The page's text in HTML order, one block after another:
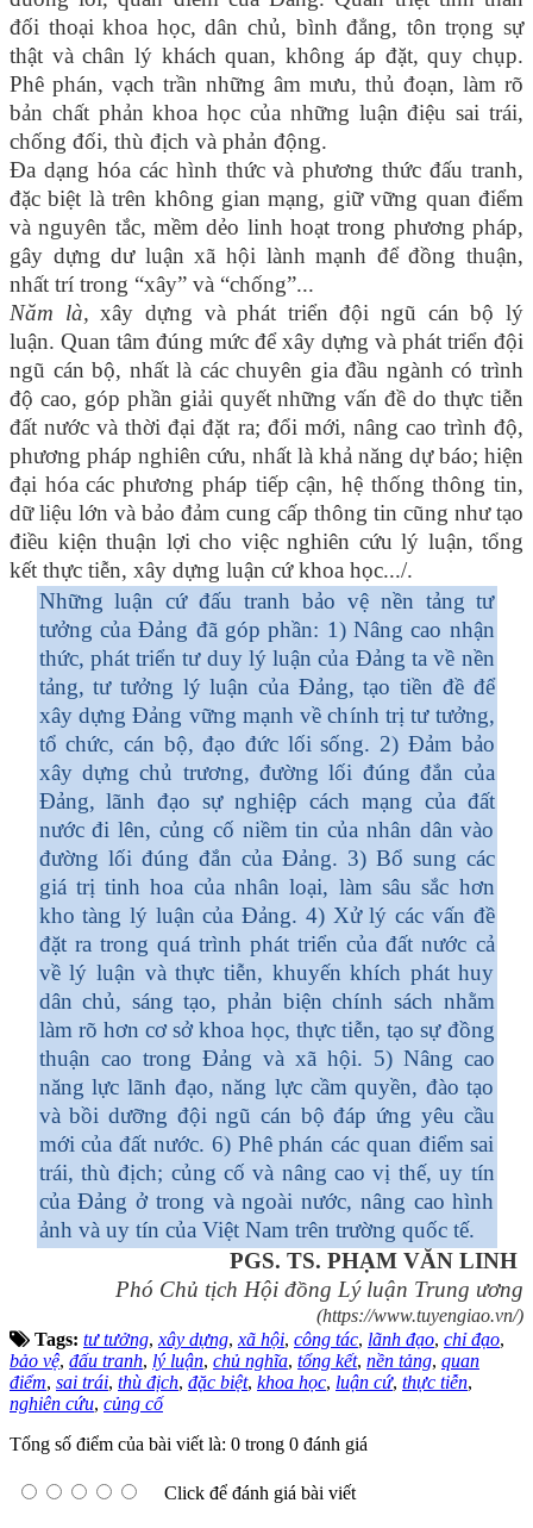
đối thoại khoa học, dân chủ, bình đẳng, tôn trọng sự
thật và chân lý khách quan, không áp đặt, quy chụp.
Phê phán, vạch trần những âm mưu, thủ đoạn, làm rõ
bản chất phản khoa học của những luận điệu sai trái,
chống đối, thù địch và phản động.
Đa dạng hóa các hình thức và phương thức đấu tranh,
đặc biệt là trên không gian mạng, giữ vững quan điểm
và nguyên tắc, mềm dẻo linh hoạt trong phương pháp,
gây dựng dư luận xã hội lành mạnh để đồng thuận,
nhất trí trong “xây” và “chống”...
Năm là, xây dựng và phát triển đội ngũ cán bộ lý
luận. Quan tâm đúng mức để xây dựng và phát triển đội
ngũ cán bộ, nhất là các chuyên gia đầu ngành có trình
độ cao, góp phần giải quyết những vấn đề do thực tiễn
đất nước và thời đại đặt ra; đổi mới, nâng cao trình độ,
phương pháp nghiên cứu, nhất là khả năng dự báo; hiện
đại hóa các phương pháp tiếp cận, hệ thống thông tin,
dữ liệu lớn và bảo đảm cung cấp thông tin cũng như tạo
điều kiện thuận lợi cho việc nghiên cứu lý luận, tổng
kết thực tiễn, xây dựng luận cứ khoa học.../.
Những luận cứ đấu tranh bảo vệ nền tảng tư
tưởng của Đảng đã góp phần: 1) Nâng cao nhận
thức, phát triển tư duy lý luận của Đảng ta về nền
tảng, tư tưởng lý luận của Đảng, tạo tiền đề để
xây dựng Đảng vững mạnh về chính trị tư tưởng,
tổ chức, cán bộ, đạo đức lối sống. 2) Đảm bảo
xây dựng chủ trương, đường lối đúng đắn của
Đảng, lãnh đạo sự nghiệp cách mạng của đất
nước đi lên, củng cố niềm tin của nhân dân vào
đường lối đúng đắn của Đảng. 3) Bổ sung các
giá trị tinh hoa của nhân loại, làm sâu sắc hơn
kho tàng lý luận của Đảng. 4) Xử lý các vấn đề
đặt ra trong quá trình phát triển của đất nước cả
về lý luận và thực tiễn, khuyến khích phát huy
dân chủ, sáng tạo, phản biện chính sách nhằm
làm rõ hơn cơ sở khoa học, thực tiễn, tạo sự đồng
thuận cao trong Đảng và xã hội. 5) Nâng cao
năng lực lãnh đạo, năng lực cầm quyền, đào tạo
và bồi dưỡng đội ngũ cán bộ đáp ứng yêu cầu
mới của đất nước. 6) Phê phán các quan điểm sai
trái, thù địch; củng cố và nâng cao vị thế, uy tín
của Đảng ở trong và ngoài nước, nâng cao hình
ảnh và uy tín của Việt Nam trên trường quốc tế.
PGS. TS. PHẠM VĂN LINH
Phó Chủ tịch Hội đồng Lý luận Trung ương
(https://www.tuyengiao.vn/)
Tags: tư tưởng,xây dựng,xã hội, công tác, lãnh đạo, chỉ đạo,
bảo vệ, đấu tranh, lý luận, chủ nghĩa, tổng kết, nền tảng, quan
điểm, sai trái, thù địch, đặc biệt, khoa học, luận cứ, thực tiễn,
nghiên cứu, củng cố
Tổng số điểm của bài viết là: 0 trong 0 đánh giá
Click để đánh giá bài viết